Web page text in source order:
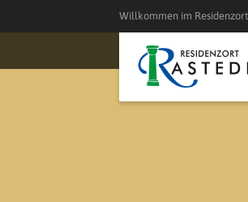
Willkommen im